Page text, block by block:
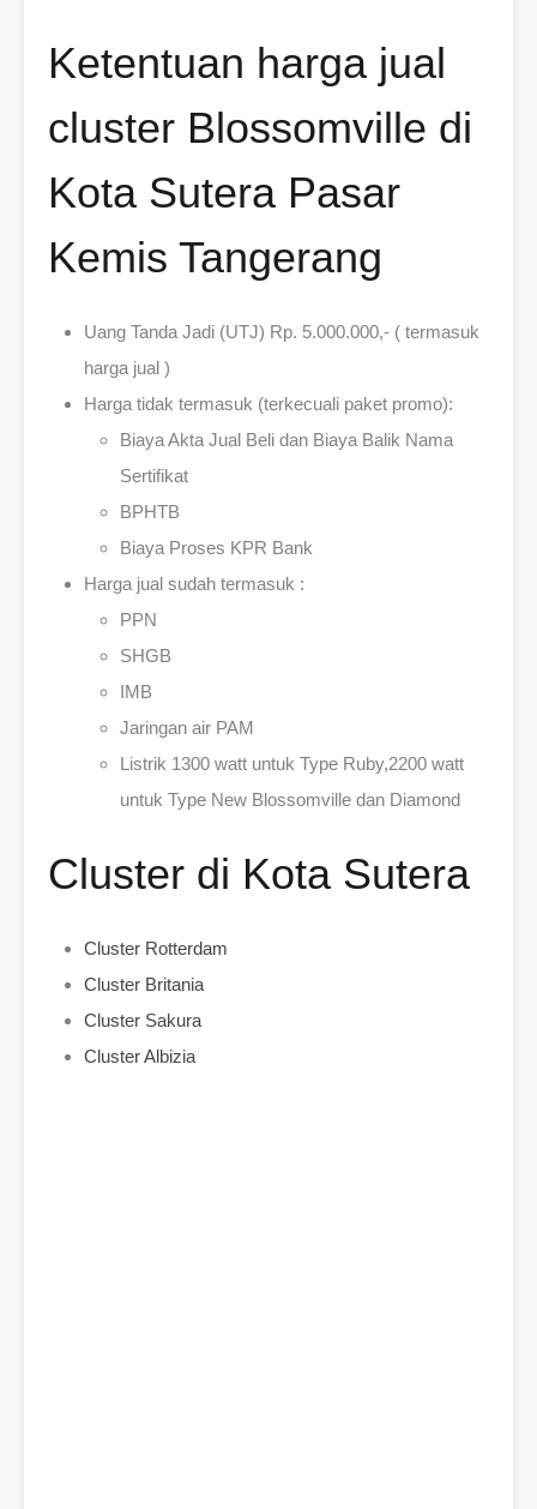
Ketentuan harga jual
cluster Blossomville di
Kota Sutera Pasar
Kemis Tangerang
Uang Tanda Jadi (UTJ) Rp. 5.000.000,- ( termasuk
harga jual )
Harga tidak termasuk (terkecuali paket promo):
Biaya Akta Jual Beli dan Biaya Balik Nama
Sertifikat
BPHTB
Biaya Proses KPR Bank
Harga jual sudah termasuk :
PPN
SHGB
IMB
Jaringan air PAM
Listrik 1300 watt untuk Type Ruby,2200 watt
untuk Type New Blossomville dan Diamond
Cluster di Kota Sutera
Cluster Rotterdam
Cluster Britania
Cluster Sakura
Cluster Albizia